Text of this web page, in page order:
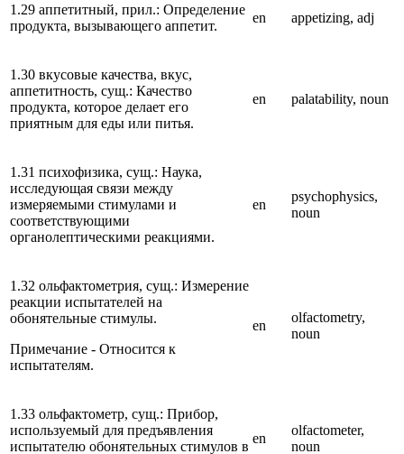
1.29 аппетитный, прил.: Определение
продукта, вызывающего аппетит.
en appetizing, adj
1.30 вкусовые качества, вкус,
аппетитность, сущ.: Качество
продукта, которое делает его
приятным для еды или питья.
en palatability, noun
1.31 психофизика, сущ.: Наука,
исследующая связи между
измеряемыми стимулами и
соответствующими
органолептическими реакциями.
en
psychophysics,
noun
1.32 ольфактометрия, сущ.: Измерение
реакции испытателей на
обонятельные стимулы.
Примечание - Относится к
испытателям.
en
olfactometry,
noun
1.33 ольфактометр, сущ.: Прибор,
используемый для предъявления
испытателю обонятельных стимулов в
en
olfactometer,
noun